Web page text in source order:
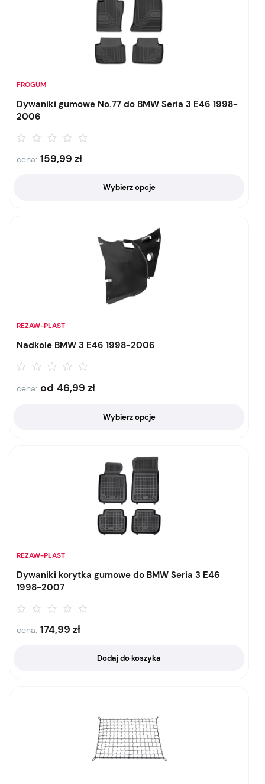
FROGUM
Dywaniki gumowe No.77 do BMW Seria 3 E46 1998-
2006
cena: 159,99 zł
Wybierz opcje
REZAW-PLAST
Nadkole BMW 3 E46 1998-2006
cena: od 46,99 zł
Wybierz opcje
REZAW-PLAST
Dywaniki korytka gumowe do BMW Seria 3 E46
1998-2007
cena: 174,99 zł
Dodaj do koszyka